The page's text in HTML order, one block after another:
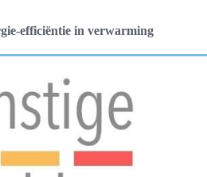
efficiëntie in verwarming